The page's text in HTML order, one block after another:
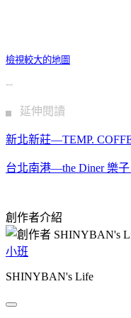
檢視較大的地圖
--
▖ 延伸閱讀
新北新莊—TEMP.
台北南港—the Diner 樂
創作者介紹
小班
SHINYBAN's Life